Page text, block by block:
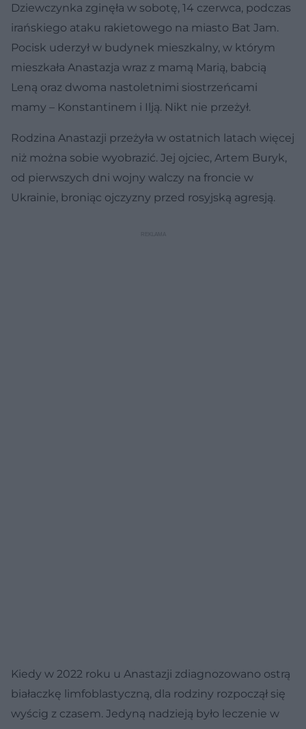
Dziewczynka zginęła w sobotę, 14 czerwca, podczas
irańskiego ataku rakietowego na miasto Bat Jam.
Pocisk uderzył w budynek mieszkalny, w którym
mieszkała Anastazja wraz z mamą Marią, babcią
Leną oraz dwoma nastoletnimi siostrzeńcami
mamy – Konstantinem i Ilją. Nikt nie przeżył.
Rodzina Anastazji przeżyła w ostatnich latach więcej
niż można sobie wyobrazić. Jej ojciec, Artem Buryk,
od pierwszych dni wojny walczy na froncie w
Ukrainie, broniąc ojczyzny przed rosyjską agresją.
Kiedy w 2022 roku u Anastazji zdiagnozowano ostrą
białaczkę limfoblastyczną, dla rodziny rozpoczął się
wyścig z czasem. Jedyną nadzieją było leczenie w